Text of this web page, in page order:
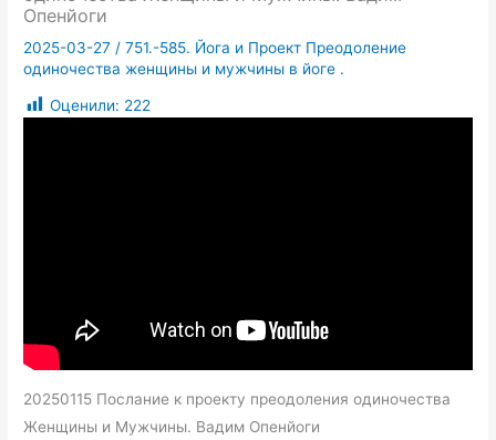
Опенйоги
2025-03-27 /751.-585. Йога и Проект Преодоление
одиночества женщины и мужчины в йоге .
Оценили: 222
20250115 Послание к проекту преодоления одиночества
Женщины и Мужчины. Вадим Опенйоги